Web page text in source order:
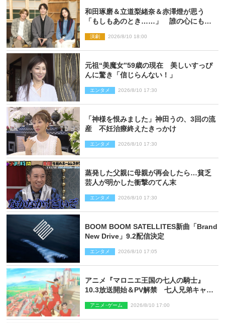
和田琢磨＆立道梨緒奈＆赤澤燈が思う
「もしもあのとき……」 誰の心にもあ
思い
演劇 2026/8/10 18:00
元祖“美魔女”59歳の現在 美しいすっぴ
んに驚き「信じらんない！」
エンタメ 2026/8/10 17:30
「神様を恨みました」神田うの、3回の流
産 不妊治療終えたきっかけ
エンタメ 2026/8/10 17:30
蒸発した父親に母親が再会したら…貧乏
芸人が明かした衝撃のてん末
エンタメ 2026/8/10 17:30
BOOM BOOM SATELLITES新曲「Brand
New Drive」9.2配信決定
エンタメ 2026/8/10 17:05
アニメ『マロニエ王国の七人の騎士』
10.3放送開始＆PV解禁 七人兄弟キャス
アニメ･ゲーム 2026/8/10 17:00